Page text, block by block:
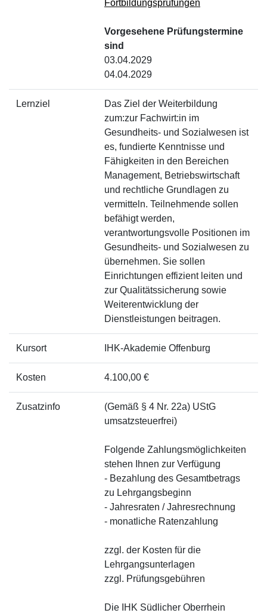
Fortbildungsprüfungen
Vorgesehene Prüfungstermine
sind
03.04.2029
04.04.2029
Lernziel
Das Ziel der Weiterbildung
zum:zur Fachwirt:in im
Gesundheits- und Sozialwesen ist
es, fundierte Kenntnisse und
Fähigkeiten in den Bereichen
Management, Betriebswirtschaft
und rechtliche Grundlagen zu
vermitteln. Teilnehmende sollen
befähigt werden,
verantwortungsvolle Positionen im
Gesundheits- und Sozialwesen zu
übernehmen. Sie sollen
Einrichtungen effizient leiten und
zur Qualitätssicherung sowie
Weiterentwicklung der
Dienstleistungen beitragen.
Kursort IHK-Akademie Offenburg
Kosten 4.100,00 €
Zusatzinfo
(Gemäß § 4 Nr. 22a) UStG
umsatzsteuerfrei)
Folgende Zahlungsmöglichkeiten
stehen Ihnen zur Verfügung
- Bezahlung des Gesamtbetrags
zu Lehrgangsbeginn
- Jahresraten / Jahresrechnung
- monatliche Ratenzahlung
zzgl. der Kosten für die
Lehrgangsunterlagen
zzgl. Prüfungsgebühren
Die IHK Südlicher Oberrhein